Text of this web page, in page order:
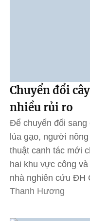
Chuyển đổi
nhiều rủi ro
Để chuyển đổi sang
lúa gạo, người
thuật canh tác mới
hai khu vực công
nhà nghiên cứu ĐH
Thanh Hương